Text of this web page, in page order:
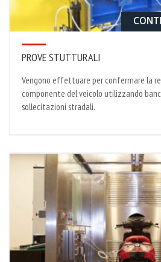
PROVE STUTTURALI
Vengono effettuare per confermare la
componente del veicolo utilizzando
sollecitazioni stradali.